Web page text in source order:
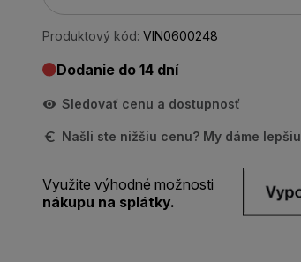
Produktový kód: VIN0600248
Dodanie do 14 dní
Sledovať cenu a dostupnosť
Našli ste nižšiu cenu? My dáme lepšiu
Využite výhodné možnosti
nákupu na splátky.